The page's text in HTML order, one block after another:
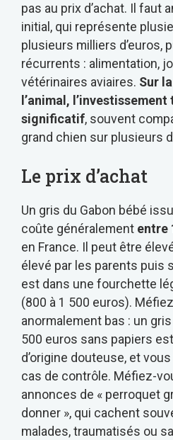
pas au prix d’achat. Il faut
initial, qui représente
plusieurs milliers d’euros,
récurrents : alimentation,
vétérinaires aviaires. Sur
l’animal,
significatif, souvent
grand chien sur plusieurs
Le prix d’achat
Un gris du Gabon bébé
coûte généralement entre
en France. Il peut être
élevé par les parents puis
est dans une fourchette
(800 à 1 500 euros).
anormalement bas : un
500 euros sans papiers
d’origine douteuse, et
cas de contrôle. Méfiez-
annonces de « perroquet
donner », qui cachent
malades, traumatisés ou